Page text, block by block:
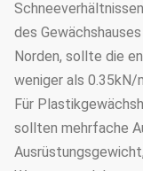
des
Norden, sollte die
weniger als 0.35kN/
Für
sollten mehrfache